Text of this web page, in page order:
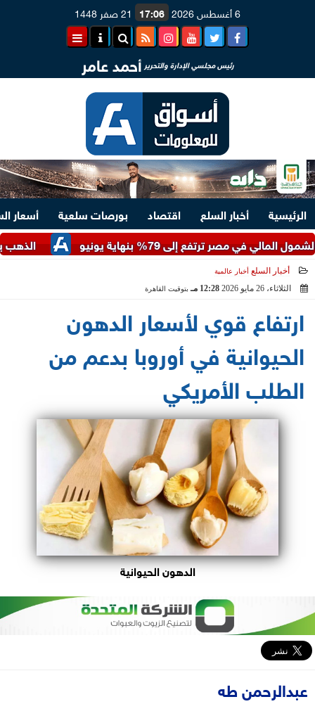
6 أغسطس 2026 17:06 21 صفر 1448
رئيس مجلسي الإدارة والتحرير أحمد عامر
الرئيسية أخبار السلع اقتصاد بورصات سلعية
أسعار
الذهب يرتفع
ترتفع إلى 79% بنهاية يونيو
أخبار السلع أخبار عالمية
الثلاثاء، 26 مايو 2026 12:28 مـ بتوقيت القاهرة
ارتفاع قوي لأسعار الدهون
الحيوانية في أوروبا بدعم من
الطلب الأمريكي
الدهون الحيوانية
عبدالرحمن طه